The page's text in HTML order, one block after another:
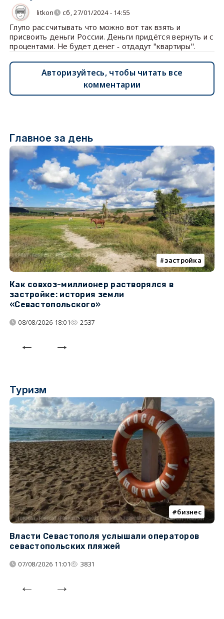
litkon сб, 27/01/2024 - 14:55
Глупо рассчитывать что можно вот так взять и
присвоить деньги России. Деньги придётся вернуть и с
процентами. Не будет денег - отдадут "квартиры".
Авторизуйтесь, чтобы читать все
комментарии
Главное за день
застройка
Как совхоз-миллионер растворялся в
застройке: история земли
«Севастопольского»
08/08/2026 18:01 2537
Туризм
бизнес
Власти Севастополя услышали операторов
севастопольских пляжей
07/08/2026 11:01 3831